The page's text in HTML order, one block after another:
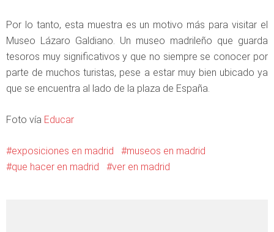
Por lo tanto, esta muestra es un motivo más para visitar el
Museo Lázaro Galdiano. Un museo madrileño que guarda
tesoros muy significativos y que no siempre se conocer por
parte de muchos turistas, pese a estar muy bien ubicado ya
que se encuentra al lado de la plaza de España.
Foto vía Educar
exposiciones en madrid
museos en madrid
que hacer en madrid
ver en madrid